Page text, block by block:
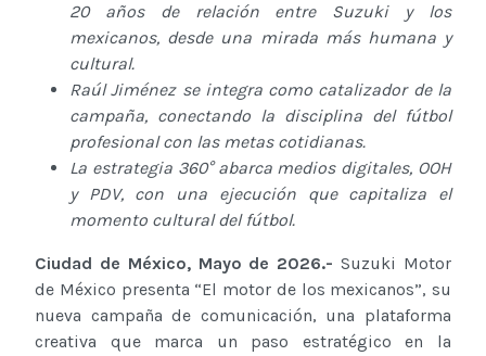
20 años de relación entre Suzuki y los
mexicanos, desde una mirada más humana y
cultural.
Raúl Jiménez se integra como catalizador de la
campaña, conectando la disciplina del fútbol
profesional con las metas cotidianas.
La estrategia 360° abarca medios digitales, OOH
y PDV, con una ejecución que capitaliza el
momento cultural del fútbol.
Ciudad de México, Mayo de 2026.-Suzuki Motor
de México presenta “El motor de los mexicanos”, su
nueva campaña de comunicación, una plataforma
creativa que marca un paso estratégico en la